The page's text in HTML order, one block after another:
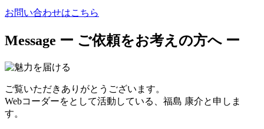
お問い合わせはこちら
Message ー ご依頼をお考えの方へ ー
ご覧いただきありがとうございます。
Webコーダーをとして活動している、福島 康介と申しま
す。